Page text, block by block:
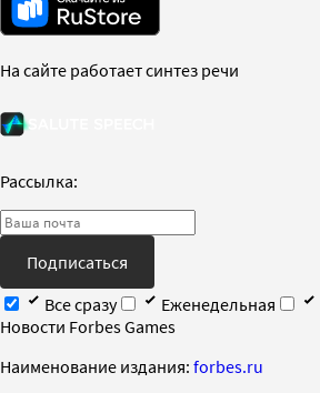
На сайте работает синтез речи
Рассылка:
Подписаться
Все сразу
Еженедельная
Новости Forbes Games
Наименование издания: forbes.ru